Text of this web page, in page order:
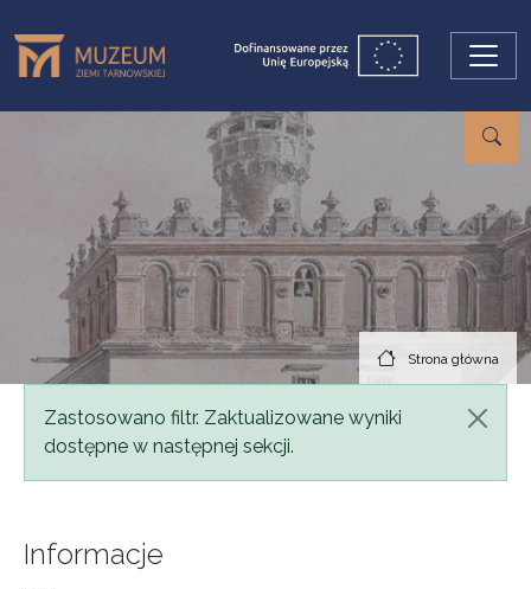
Strona główna
Komunikat
Zastosowano filtr. Zaktualizowane wyniki
dostępne w następnej sekcji.
Informacje